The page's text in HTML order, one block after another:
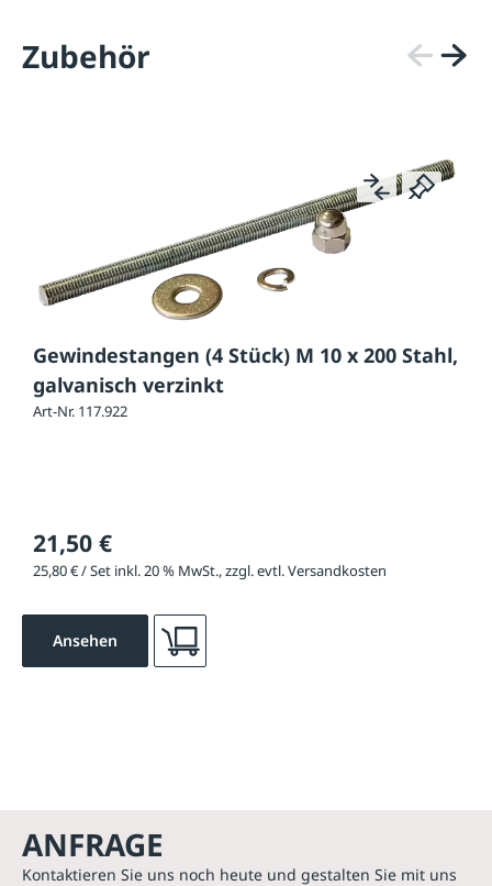
Zubehör
Gewindestangen (4 Stück) M 10 x 200 Stahl,
galvanisch verzinkt
Art-Nr. 117.922
21,50 €
25,80 € / Set inkl. 20 % MwSt., zzgl. evtl. Versandkosten
Ansehen
ANFRAGE
Kontaktieren Sie uns noch heute und gestalten Sie mit uns